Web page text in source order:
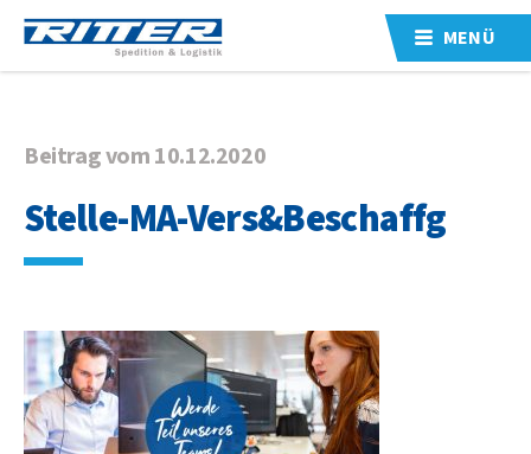
MENÜ
Beitrag vom 10.12.2020
Stelle-MA-Vers&Beschaffg